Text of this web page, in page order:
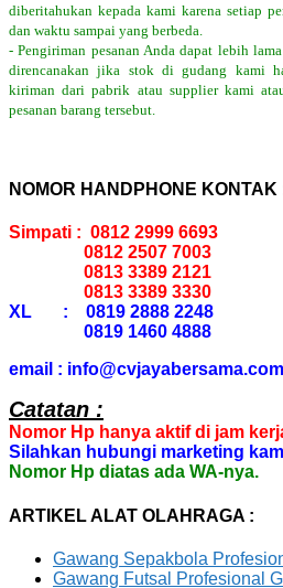
diberitahukan kepada kami karena setiap
dan waktu sampai yang berbeda.
- Pengiriman pesanan Anda dapat lebih
direncanakan jika stok di gudang kami
kiriman dari pabrik atau supplier kami
pesanan barang tersebut.
NOMOR HANDPHONE KONTAK
Simpati : 0812 2999 6693
0812 2507 7003
0813 3389 2121
0813 3389 3330
XL : 0819 2888 2248
0819 1460 4888
email : info@cvjayabersama.com
Catatan :
Nomor Hp hanya aktif di jam
Silahkan hubungi marketing
Nomor Hp diatas ada WA-nya.
ARTIKEL ALAT OLAHRAGA :
Gawang Sepakbola
Gawang Futsal Profesional